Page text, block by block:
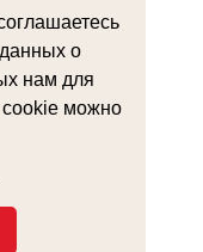
о
нам для
cookie можно
услуг